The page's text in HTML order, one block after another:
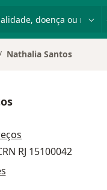
de cidade
Nathalia Santos
RJ 15100042